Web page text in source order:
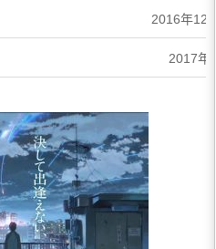
2016年12
2017年